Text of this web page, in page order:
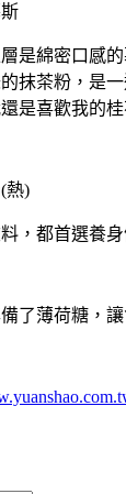
是綿密口感
抹茶粉，是
是喜歡我的桂
熱)
，都首選養
了薄荷糖，